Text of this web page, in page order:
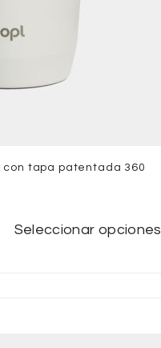
con tapa patentada 360
Seleccionar opciones